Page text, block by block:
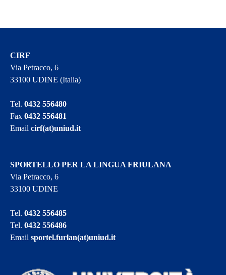
CIRF
Via Petracco, 6
33100 UDINE (Italia)
Tel.0432 556480
Fax0432 556481
Emailcirf(at)uniud.it
SPORTELLO PER LA LINGUA FRIULANA
Via Petracco, 6
33100 UDINE
Tel.0432 556485
Tel.0432 556486
Emailsportel.furlan(at)uniud.it